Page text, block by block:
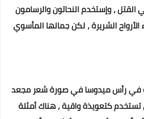
القتل ، وإستخدم النحاتون والرسامون
الشريرة ، لكن جمالها المأسوي
في رأس ميدوسا في صورة شعر مجعد
كتعويذة واقية ، هناك أمثلة